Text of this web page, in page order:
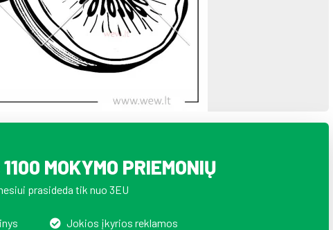
MOKYMO PRIEMONIŲ
prasideda tik nuo 3EU
Jokios įkyrios reklamos